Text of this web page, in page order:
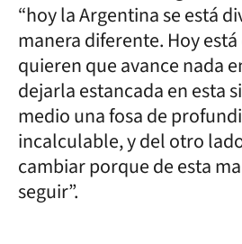
“hoy la Argentina se está
manera diferente. Hoy
quieren que avance nada
dejarla estancada en esta
medio una fosa de
incalculable, y del otro
cambiar porque de esta
seguir”.